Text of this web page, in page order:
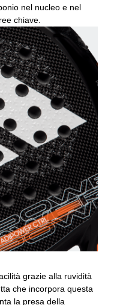
nel nucleo e nel
chiave.
grazie alla ruvidità
che incorpora questa
la presa della